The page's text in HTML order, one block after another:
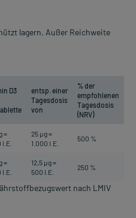
lagern. Außer Reichweite
D3
entsp. einer
Tagesdosis
von
% der
empfohlenen
Tagesdosis
(NRV)
=
25 µg =
1.000 I.E.
500 %
=
12,5 µg =
500 I.E.
250 %
nach LMIV